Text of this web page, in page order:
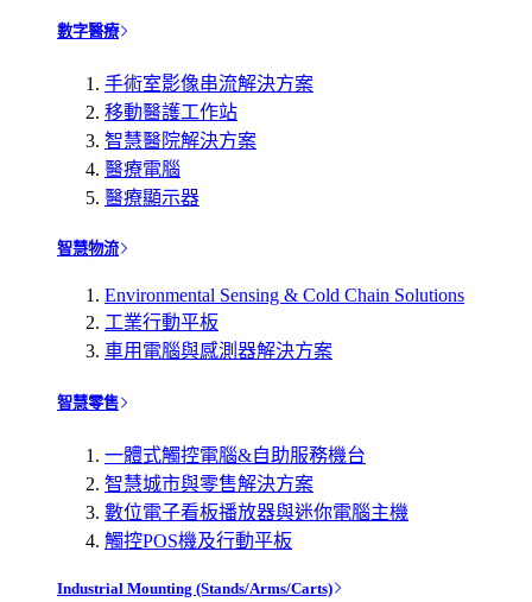
數字醫療
手術室影像串流解決方案
移動醫護工作站
智慧醫院解決方案
醫療電腦
醫療顯示器
智慧物流
Environmental Sensing & Cold Chain Solutions
工業行動平板
車用電腦與感測器解決方案
智慧零售
一體式觸控電腦&自助服務機台
智慧城市與零售解決方案
數位電子看板播放器與迷你電腦主機
觸控POS機及行動平板
Industrial Mounting (Stands/Arms/Carts)